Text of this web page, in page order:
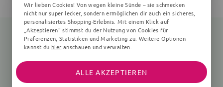
beige
11,99 €
Wir lieben Cookies! Von wegen kleine Sünde – sie schmecken
nicht nur super lecker, sondern ermöglichen dir auch ein sicheres,
personalisiertes Shopping-Erlebnis. Mit einem Klick auf
„Akzeptieren“ stimmst du der Nutzung von Cookies für
Präferenzen, Statistiken und Marketing zu. Weitere Optionen
kannst du hier anschauen und verwalten.
ALLE AKZEPTIEREN